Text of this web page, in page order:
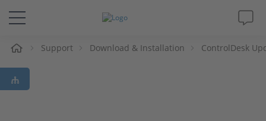
Lösungen & Produkte
Support
Support Download & Installation ControlDesk